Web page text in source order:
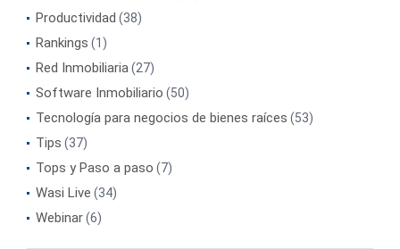
Productividad (38)
Rankings (1)
Red Inmobiliaria(27)
Software Inmobiliario (50)
Tecnología para negocios de bienes raíces (53)
Tips (37)
Tops y Paso a paso (7)
Wasi Live (34)
Webinar(6)